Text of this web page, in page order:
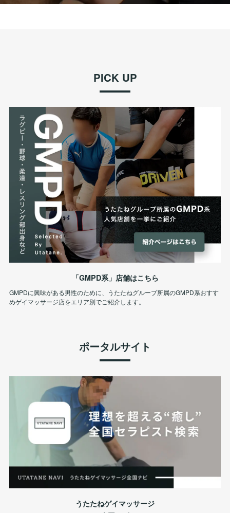
PICK UP
「GMPD系」店舗はこちら
GMPDに興味がある男性のために、うたたねグループ所属のGMPD系おすす
めゲイマッサージ店をエリア別でご紹介します。
ポータルサイト
うたたねゲイマッサージ